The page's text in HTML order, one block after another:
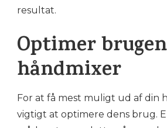
resultat.
Optimer
håndmixer
For at få mest muligt ud af din
vigtigt at optimere dens brug.